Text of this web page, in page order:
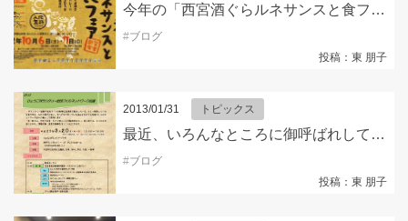
今年の「西宮酒ぐらルネサンスと食フェア」はリピーターにも楽しんで頂けます！
#ブログ
投稿：東 朋子
2013/01/31 トピックス
最近、いろんなところに御呼ばれしていますヽ(^o^)丿
#ブログ
投稿：東 朋子